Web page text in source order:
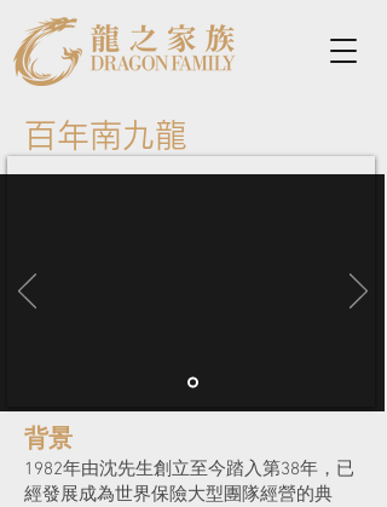
百年南九龍
背景
1982年由沈先生創立至今踏入第38年，已
經發展成為世界保險大型團隊經營的典